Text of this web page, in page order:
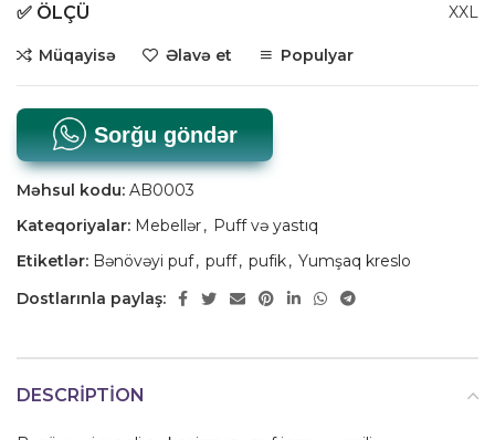
✅ ÖLÇÜ XXL
Müqayisə Əlavə et Populyar
Sorğu göndər
Məhsul kodu: AB0003
Kateqoriyalar: Mebellər, Puff və yastıq
Etiketlər: Bənövəyi puf, puff, pufik, Yumşaq kreslo
Dostlarınla paylaş:
DESCRIPTION